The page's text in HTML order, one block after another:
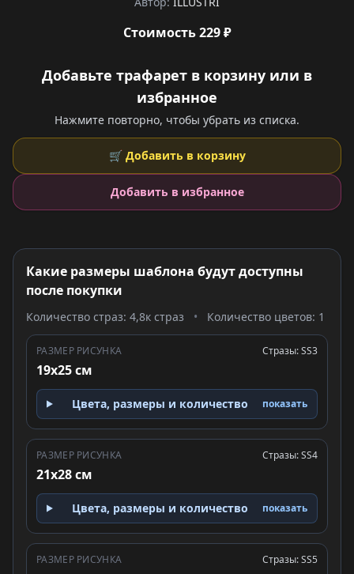
Стоимость 229 ₽
Добавьте трафарет в корзину или в
избранное
Нажмите повторно, чтобы убрать из списка.
🛒 Добавить в корзину
Добавить в избранное
Какие размеры шаблона будут доступны
после покупки
Количество страз: 4,8к страз • Количество цветов: 1
РАЗМЕР РИСУНКА
19x25 см
Стразы: SS3
Цвета, размеры и количество показать
РАЗМЕР РИСУНКА
21x28 см
Стразы: SS4
Цвета, размеры и количество показать
РАЗМЕР РИСУНКА Стразы: SS5